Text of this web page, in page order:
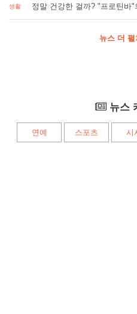
생활 정말 건강한 걸까? "프로틴바
뉴스 더 펼
뉴스
연예 스포츠 시